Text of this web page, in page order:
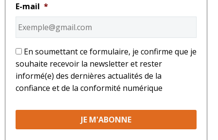
E-mail *
* En soumettant ce formulaire, je confirme que je
souhaite recevoir la newsletter et rester
informé(e) des dernières actualités de la
confiance et de la conformité numérique